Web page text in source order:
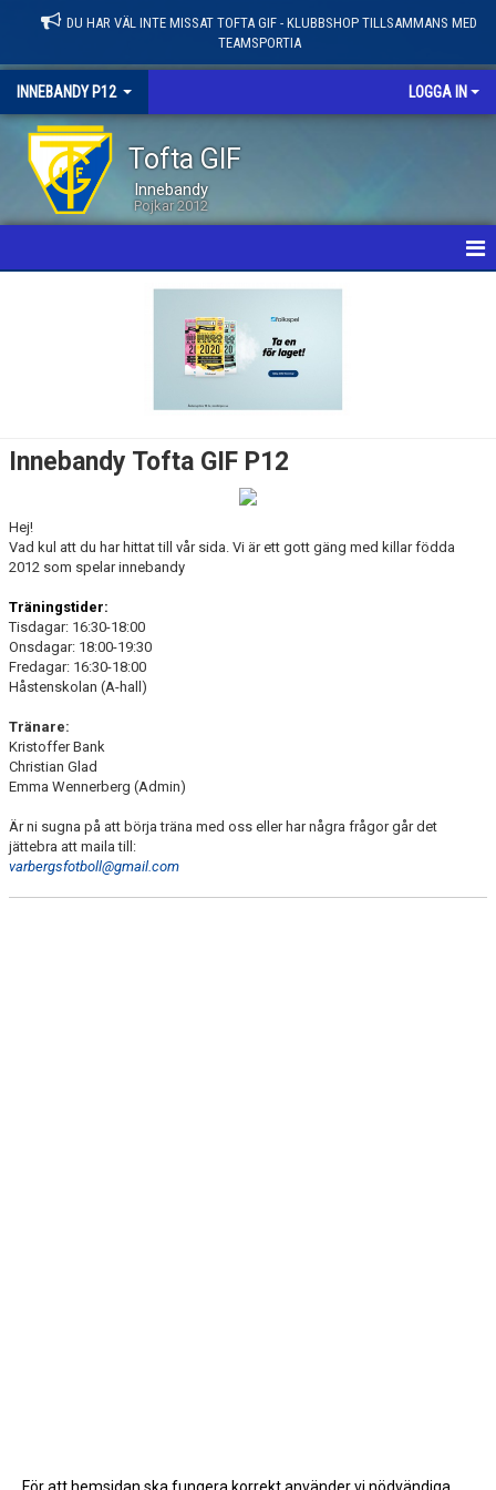
DU HAR VÄL INTE MISSAT TOFTA GIF - KLUBBSHOP TILLSAMMANS MED
TEAMSPORTIA
INNEBANDY P12 LOGGA IN
Tofta GIF
Innebandy
Pojkar 2012
BILDGALLERI
DOKUMENT
Innebandy Tofta GIF P12
Hej!
Vad kul att du har hittat till vår sida. Vi är ett gott gäng med killar födda
2012 som spelar innebandy
Träningstider:
Tisdagar: 16:30-18:00
Onsdagar: 18:00-19:30
Fredagar: 16:30-18:00
Håstenskolan (A-hall)
Tränare:
Kristoffer Bank
Christian Glad
Emma Wennerberg (Admin)
Är ni sugna på att börja träna med oss eller har några frågor går det
jättebra att maila till:
varbergsfotboll@gmail.com